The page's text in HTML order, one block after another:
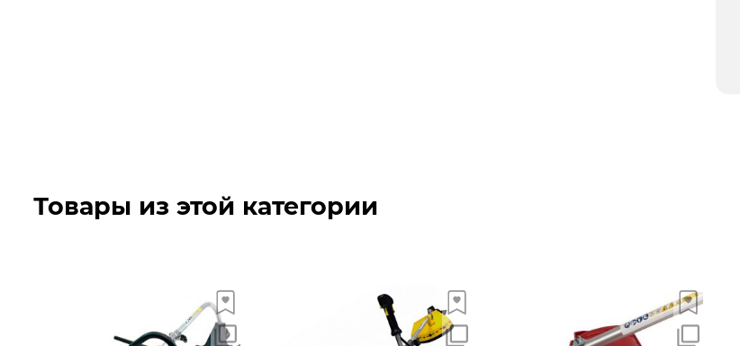
Товары из этой категории